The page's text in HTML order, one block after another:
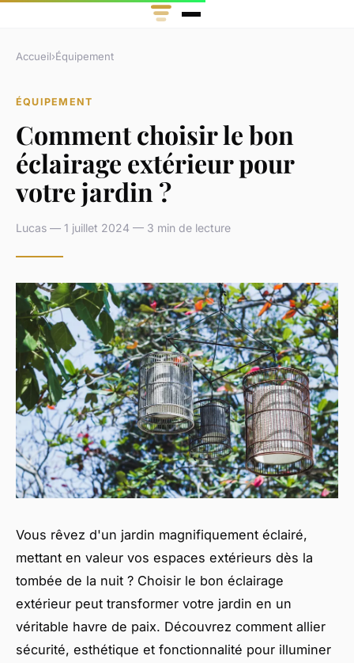
Accueil›Équipement
ÉQUIPEMENT
Comment choisir le bon
éclairage extérieur pour
votre jardin ?
Lucas — 1 juillet 2024 — 3 min de lecture
Vous rêvez d'un jardin magnifiquement éclairé,
mettant en valeur vos espaces extérieurs dès la
tombée de la nuit ? Choisir le bon éclairage
extérieur peut transformer votre jardin en un
véritable havre de paix. Découvrez comment allier
sécurité, esthétique et fonctionnalité pour illuminer